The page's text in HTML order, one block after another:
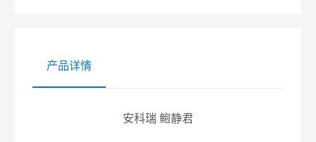
产品详情
安科瑞 鲍静君